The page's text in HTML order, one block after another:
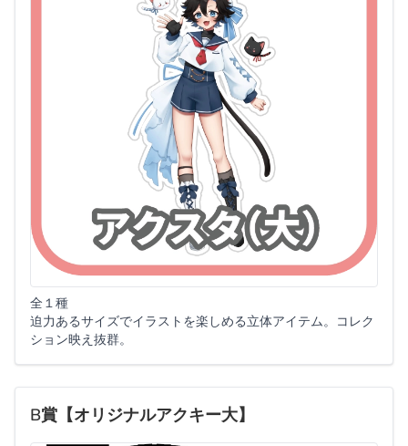
全１種
迫力あるサイズでイラストを楽しめる立体アイテム。コレク
ション映え抜群。
B賞【オリジナルアクキー大】